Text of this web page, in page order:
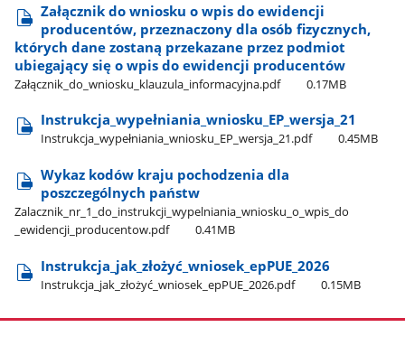
Załącznik do wniosku o wpis do ewidencji
producentów, przeznaczony dla osób fizycznych,
których dane zostaną przekazane przez podmiot
ubiegający się o wpis do ewidencji producentów
Załącznik​_do​_wniosku​_klauzula​_informacyjna.pdf 0.17MB
Instrukcja​_wypełniania​_wniosku​_EP​_wersja​_21
Instrukcja​_wypełniania​_wniosku​_EP​_wersja​_21.pdf 0.45MB
Wykaz kodów kraju pochodzenia dla
poszczególnych państw
Zalacznik​_nr​_1​_do​_instrukcji​_wypelniania​_wniosku​_o​_wpis​_do​
_ewidencji​_producentow.pdf
0.41MB
Instrukcja​_jak​_złożyć​_wniosek​_epPUE​_2026
Instrukcja​_jak​_złożyć​_wniosek​_epPUE​_2026.pdf 0.15MB